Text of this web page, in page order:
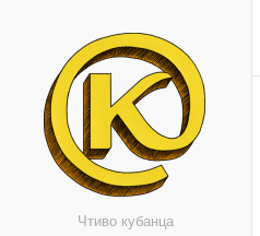
Чтиво кубанца